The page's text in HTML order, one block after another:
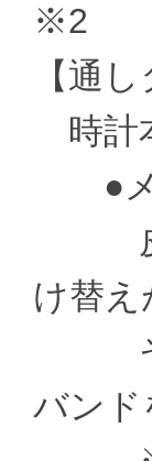
※2
【通
時計
●メ
皮ベ
け替え
その
バンド